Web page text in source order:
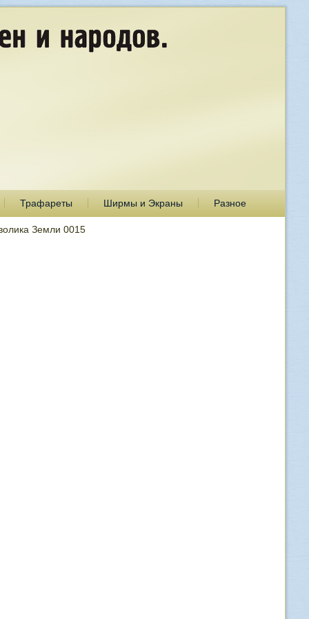
Трафареты Ширмы и Экраны Разное
Земли 0015